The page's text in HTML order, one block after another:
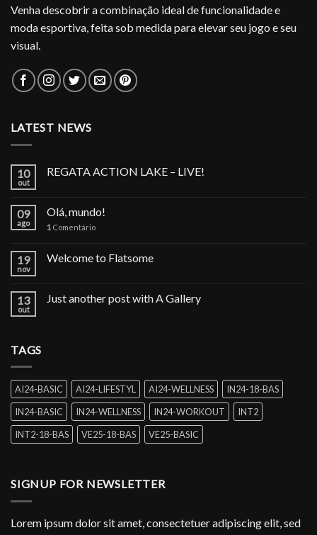
Venha descobrir a combinação ideal de funcionalidade e
moda esportiva, feita sob medida para elevar seu jogo e seu
visual.
LATEST NEWS
10
out
REGATA ACTION LAKE – LIVE!
09
ago
Olá, mundo!
1 Comentário
19
nov
Welcome to Flatsome
13
out
Just another post with A Gallery
TAGS
AI24-BASIC AI24-LIFESTYL AI24-WELLNESS
IN24-18-BAS
IN24-BASIC
IN24-WELLNESS IN24-WORKOUT
INT2
INT2-18-BAS
VE25-18-BAS VE25-BASIC
SIGNUP FOR NEWSLETTER
Lorem ipsum dolor sit amet, consectetuer adipiscing elit, sed